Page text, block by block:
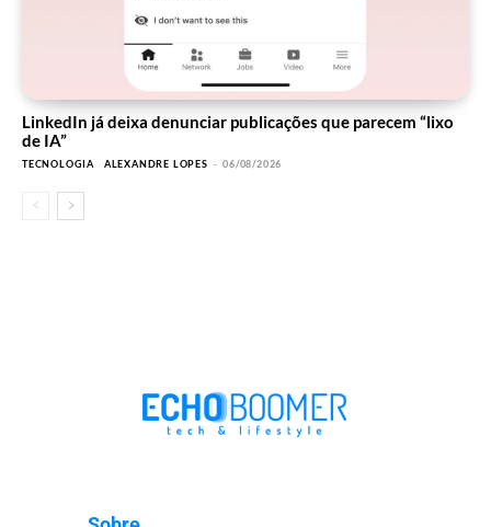
LinkedIn já deixa denunciar publicações que parecem “lixo
de IA”
TECNOLOGIA ALEXANDRE LOPES - 06/08/2026